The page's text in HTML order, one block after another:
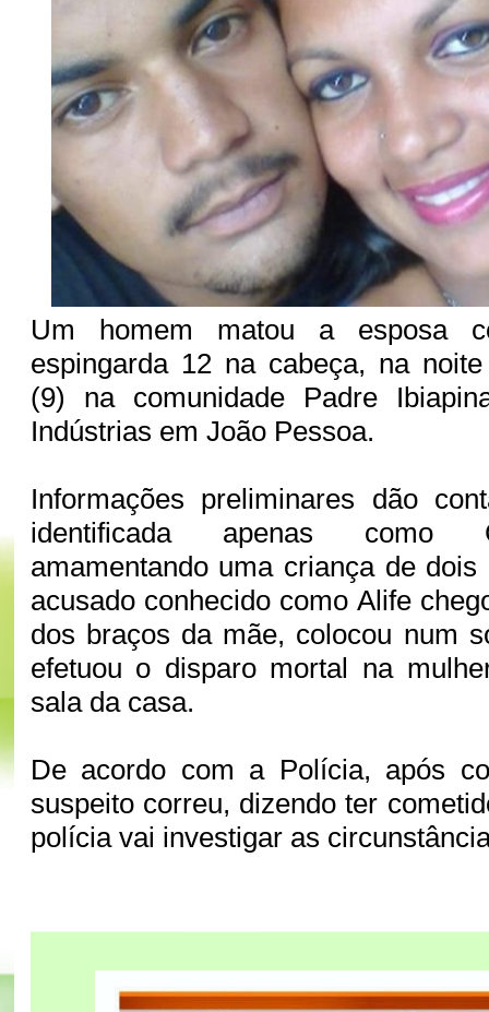
Um homem matou a esposa
espingarda 12 na cabeça, na
(9) na comunidade Padre
Indústrias em João Pessoa.
Informações preliminares dão
identificada apenas como
amamentando uma criança de
acusado conhecido como Alife
dos braços da mãe, colocou num
efetuou o disparo mortal na
sala da casa.
De acordo com a Polícia, após
suspeito correu, dizendo ter
polícia vai investigar as